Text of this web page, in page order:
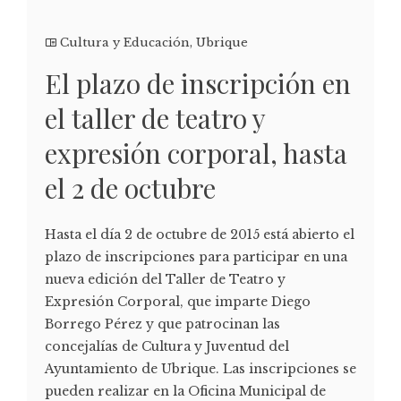
Cultura y Educación, Ubrique
El plazo de inscripción en
el taller de teatro y
expresión corporal, hasta
el 2 de octubre
Hasta el día 2 de octubre de 2015 está abierto el
plazo de inscripciones para participar en una
nueva edición del Taller de Teatro y
Expresión Corporal, que imparte Diego
Borrego Pérez y que patrocinan las
concejalías de Cultura y Juventud del
Ayuntamiento de Ubrique. Las inscripciones se
pueden realizar en la Oficina Municipal de